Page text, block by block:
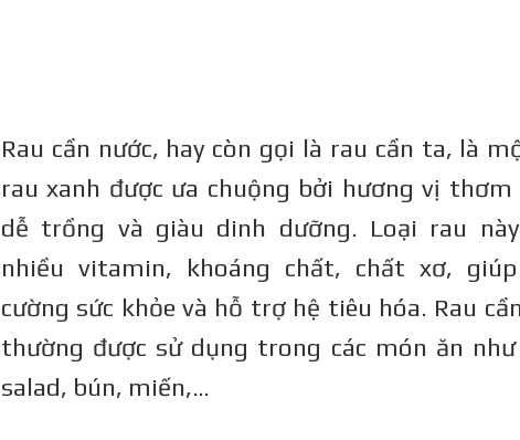
Rau cần nước, hay còn gọi là rau cần ta, là
rau xanh được ưa chuộng bởi hương vị thơm
dễ trồng và giàu dinh dưỡng. Loại rau
nhiều vitamin, khoáng chất, chất xơ,
cường sức khỏe và hỗ trợ hệ tiêu hóa. Rau
thường được sử dụng trong các món ăn như
salad, bún, miến,…